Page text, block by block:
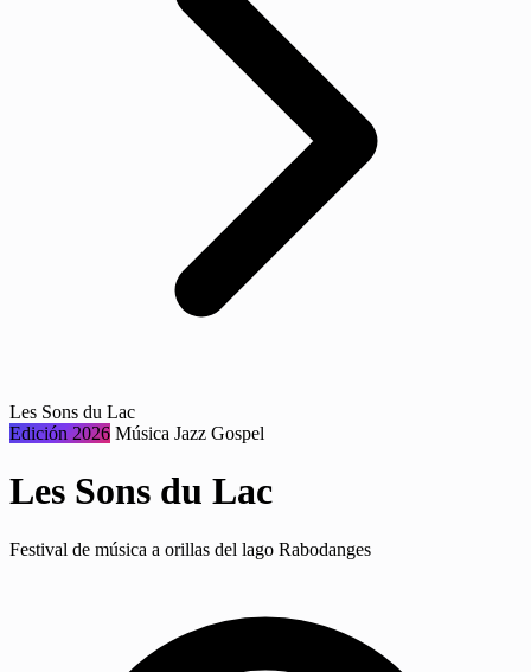
Les Sons du Lac
Edición 2026 Música Jazz Gospel
Les Sons du Lac
Festival de música a orillas del lago Rabodanges